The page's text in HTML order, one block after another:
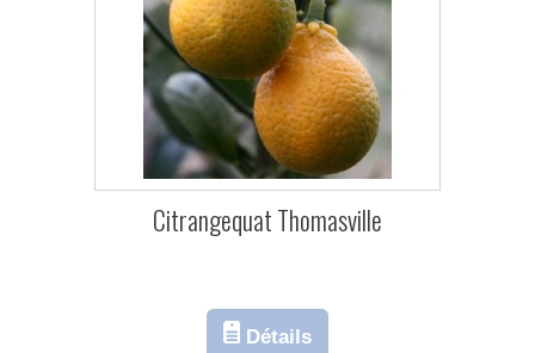
Citrangequat Thomasville
Détails